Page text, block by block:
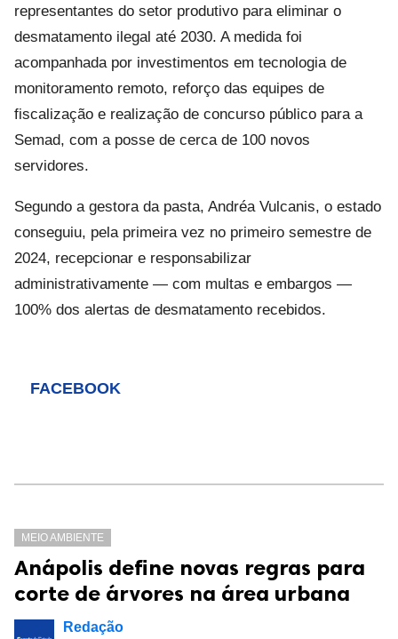
representantes do setor produtivo para eliminar o
desmatamento ilegal até 2030. A medida foi
acompanhada por investimentos em tecnologia de
monitoramento remoto, reforço das equipes de
fiscalização e realização de concurso público para a
Semad, com a posse de cerca de 100 novos
servidores.
Segundo a gestora da pasta, Andréa Vulcanis, o estado
conseguiu, pela primeira vez no primeiro semestre de
2024, recepcionar e responsabilizar
administrativamente — com multas e embargos —
100% dos alertas de desmatamento recebidos.
FACEBOOK
MEIO AMBIENTE
Anápolis define novas regras para
corte de árvores na área urbana
Redação